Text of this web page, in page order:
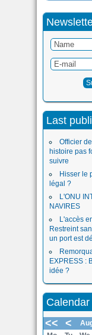
Last
Officier
histoire pas
suivre
Hisser le
légal ?
L'ONU
NAVIRES
L'accès
Restreint
un port est
EXPRESS :
idée ?
Calendar
<<
<